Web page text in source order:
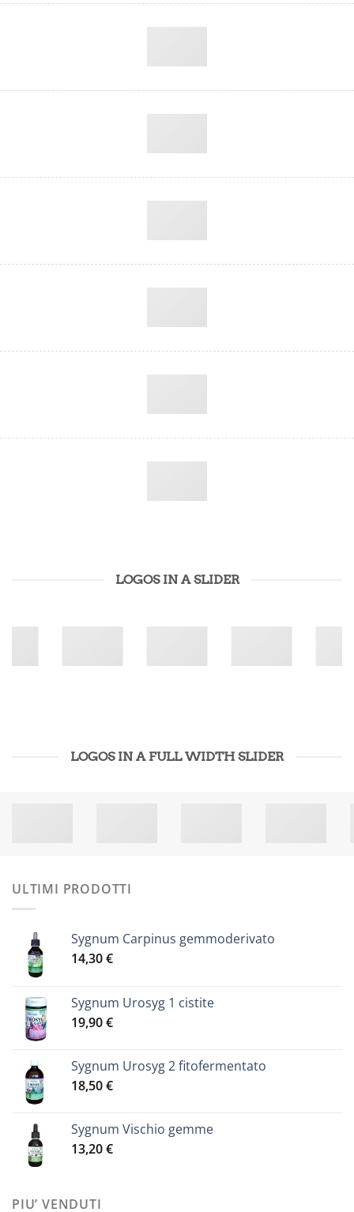
LOGOS IN A SLIDER
LOGOS IN A FULL WIDTH SLIDER
ULTIMI PRODOTTI
Sygnum Carpinus gemmoderivato
14,30€
Sygnum Urosyg 1 cistite
19,90€
Sygnum Urosyg 2 fitofermentato
18,50€
Sygnum Vischio gemme
13,20€
PIU’ VENDUTI